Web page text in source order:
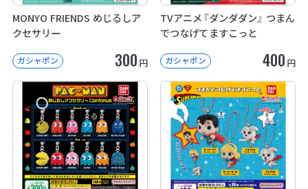
MONYO FRIENDS めじるしア
クセサリー
ガシャポン 300 円
TVアニメ『ダンダダン』 つまん
でつなげてますこっと
ガシャポン 400 円